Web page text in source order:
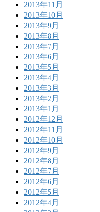
2013年11月
2013年10月
2013年9月
2013年8月
2013年7月
2013年6月
2013年5月
2013年4月
2013年3月
2013年2月
2013年1月
2012年12月
2012年11月
2012年10月
2012年9月
2012年8月
2012年7月
2012年6月
2012年5月
2012年4月